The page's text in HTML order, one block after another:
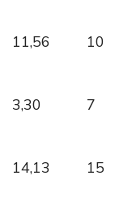
11,56 10
3,30 7
14,13 15